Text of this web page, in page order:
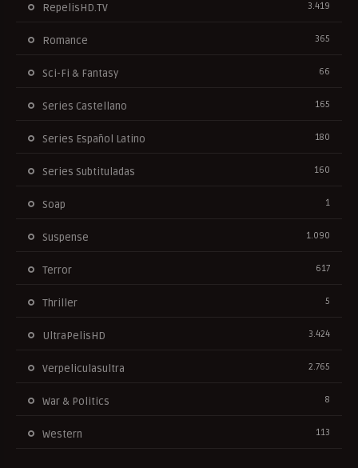
RepelisHD.TV 3.419
Romance 365
Sci-Fi & Fantasy 66
Series Castellano 165
Series Español Latino 180
Series Subtituladas 160
Soap 1
Suspense 1.090
Terror 617
Thriller 5
UltraPelisHD 3.424
Verpeliculasultra 2.765
War & Politics 8
Western 113